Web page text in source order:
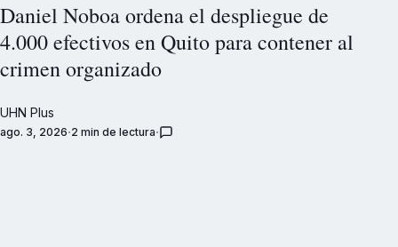
Daniel Noboa ordena el despliegue de
4.000 efectivos en Quito para contener al
crimen organizado
UHN Plus
ago. 3, 2026 2 min de lectura